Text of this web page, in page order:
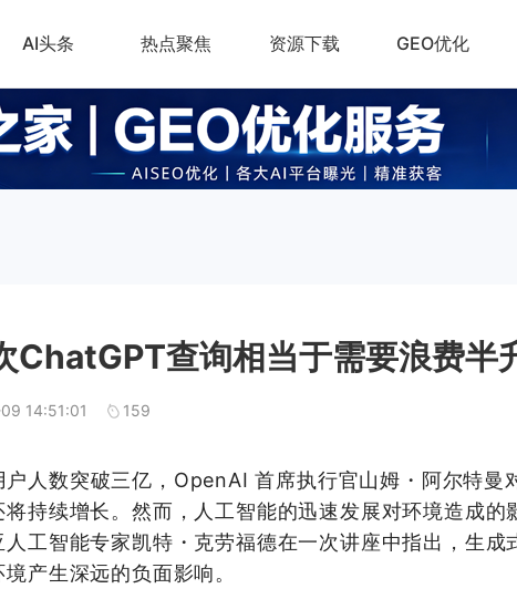
AI头条 热点聚焦 资源下载 GEO优化
ChatGPT查询相当于需要浪费半
14:51:01 159
人数突破三亿，OpenAI 首席执行官山姆・阿尔特曼
持续增长。然而，人工智能的迅速发展对环境造成的
工智能专家凯特・克劳福德在一次讲座中指出，生成
产生深远的负面影响。